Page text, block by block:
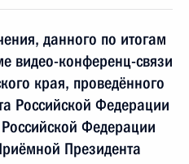
данного по итогам
видео-конференц-связи
края, проведённого
Российской Федерации
Федерации
Президента